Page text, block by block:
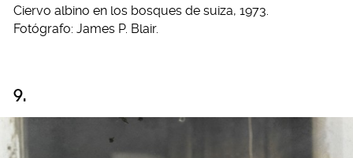
Ciervo albino en los bosques de suiza, 1973.
Fotógrafo: James P. Blair.
9.